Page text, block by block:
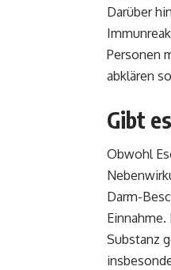
Darüber
Personen
abklären
Gibt
Obwohl
Darm-
Substanz